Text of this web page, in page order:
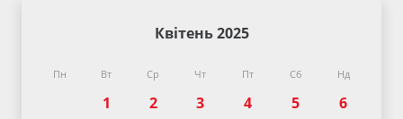
Квітень 2025
Пн Вт Ср Чт Пт Сб Нд
1 2 3 4 5
6